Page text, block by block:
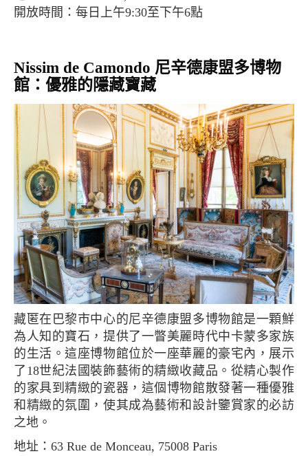
開放時間：每日上午9:30至下午6點
Nissim de Camondo 尼辛德康盟多博物
館：優雅的隱藏寶藏
藏匿在巴黎市中心的尼辛德康盟多博物館是一顆鮮
為人知的寶石，提供了一瞥美麗時代中卡蒙多家族
的生活。這座博物館位於一座華麗的豪宅內，展示
了18世紀法國裝飾藝術的精緻收藏品。從精心製作
的家具到精緻的瓷器，這個博物館散發著一種優雅
和精緻的氛圍，使其成為藝術和設計鑒賞家的必訪
之地。
地址：63 Rue de Monceau, 75008 Paris